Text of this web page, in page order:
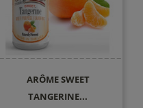
ARÔME SWEET
TANGERINE...